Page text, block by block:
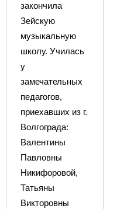
закончила
Зейскую
музыкальную
школу. Училась
у
замечательных
педагогов,
приехавших из г.
Волгограда:
Валентины
Павловны
Никифоровой,
Татьяны
Викторовны